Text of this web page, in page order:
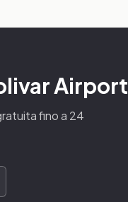
Airport
fino a 24